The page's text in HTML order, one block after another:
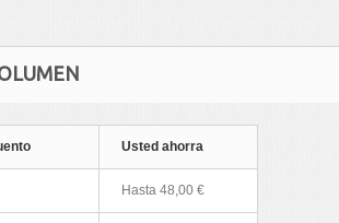
Usted ahorra
Hasta 48,00 €